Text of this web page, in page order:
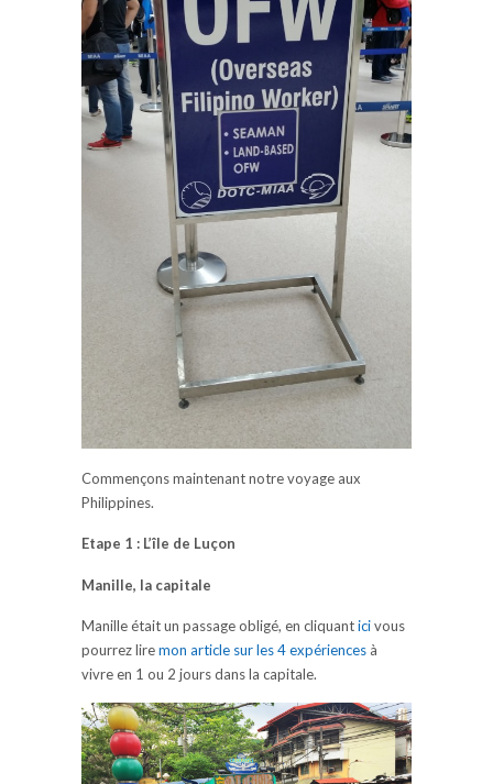
Commençons maintenant notre voyage aux
Philippines.
Etape 1 : L’île de Luçon
Manille, la capitale
Manille était un passage obligé, en cliquanticivous
pourrez liremon article sur les 4 expériences à
vivre en 1 ou 2 jours dans la capitale.